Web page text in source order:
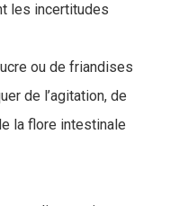
les incertitudes
ou de friandises
de l’agitation, de
la flore intestinale